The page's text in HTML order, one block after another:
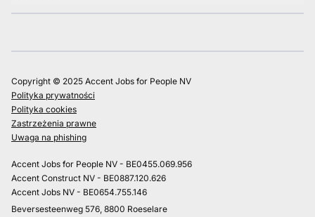
Copyright © 2025 Accent Jobs for People NV
Polityka prywatności
Polityka cookies
Zastrzeżenia prawne
Uwaga na phishing
Accent Jobs for People NV - BE0455.069.956
Accent Construct NV - BE0887.120.626
Accent Jobs NV - BE0654.755.146
Beversesteenweg 576, 8800 Roeselare